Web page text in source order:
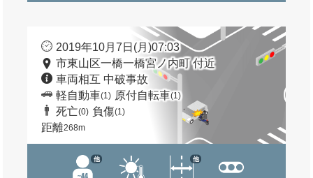
2019年10月7日(月)07:03
市東山区一橋一橋宮ノ内町 付近
車両相互 中破事故
軽自動車(1) 原付自転車(1)
死亡(0) 負傷(1)
距離268m
他 他